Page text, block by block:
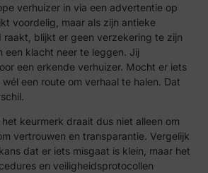
verhuizer in via een advertentie op
voordelig, maar als zijn antieke
raakt, blijkt er geen verzekering te zijn
een klacht neer te leggen. Jij
een erkende verhuizer. Mocht er iets
een route om verhaal te halen. Dat
keurmerk draait dus niet alleen om
vertrouwen en transparantie. Vergelijk
dat er iets misgaat is klein, maar het
en veiligheidsprotocollen